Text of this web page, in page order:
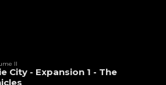
II
City - Expansion 1 - The